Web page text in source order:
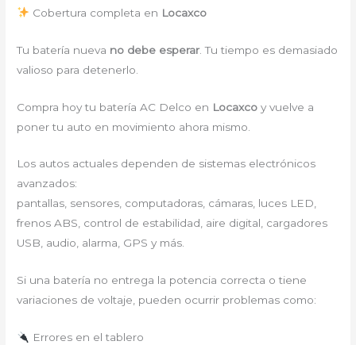
Cobertura completa en Locaxco
Tu batería nueva no debe esperar. Tu tiempo es demasiado
valioso para detenerlo.
Compra hoy tu batería AC Delco en Locaxco y vuelve a
poner tu auto en movimiento ahora mismo.
Los autos actuales dependen de sistemas electrónicos
avanzados:
pantallas, sensores, computadoras, cámaras, luces LED,
frenos ABS, control de estabilidad, aire digital, cargadores
USB, audio, alarma, GPS y más.
Si una batería no entrega la potencia correcta o tiene
variaciones de voltaje, pueden ocurrir problemas como:
Errores en el tablero